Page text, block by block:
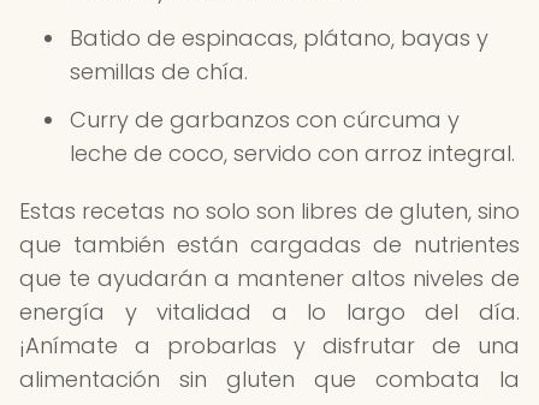
Batido de espinacas, plátano, bayas y
semillas de chía.
Curry de garbanzos con cúrcuma y
leche de coco, servido con arroz integral.
Estas recetas no solo son libres de gluten, sino
que también están cargadas de nutrientes
que te ayudarán a mantener altos niveles de
energía y vitalidad a lo largo del día.
¡Anímate a probarlas y disfrutar de una
alimentación sin gluten que combata la